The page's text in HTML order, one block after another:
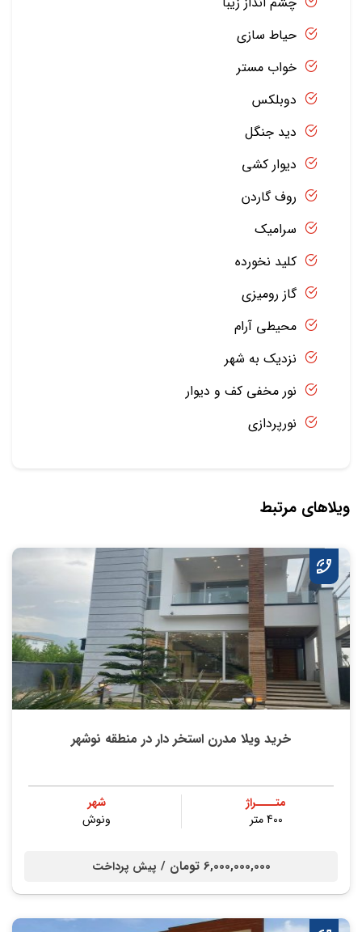
حیاط سازی
خواب مستر
دوبلکس
دید جنگل
دیوار کشی
روف گاردن
سرامیک
کلید نخورده
گاز رومیزی
محیطی آرام
نزدیک به شهر
نور مخفی کف و دیوار
نورپردازی
ویلاهای مرتبط
خرید ویلا مدرن استخر دار در منطقه نوشهر
متــــراژ
400 متر
شهر
ونوش
6,000,000,000 تومان / پیش پرداخت